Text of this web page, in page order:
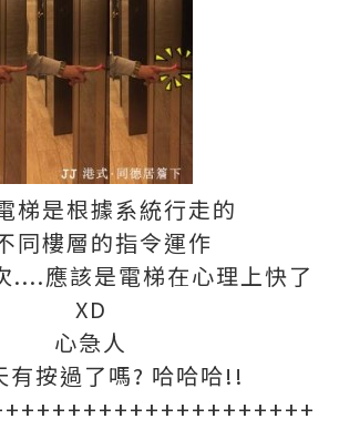
梯是根據系統行走的
同樓層的指令運作
....應該是電梯在心理上快了
XD
心急人
有按過了嗎? 哈哈哈!!